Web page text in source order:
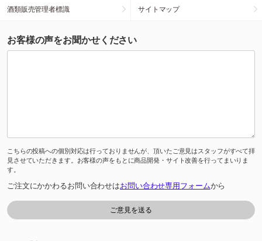
酒類販売管理者標識 サイトマップ
お客様の声をお聞かせください
こちらの投稿への個別対応は行っておりませんが、頂いたご意見はスタッフがすべて拝
見させていただきます。お客様の声をもとに商品開発・サイト改善を行ってまいりま
す。
ご注文にかかわるお問い合わせはお問い合わせ専用フォームから